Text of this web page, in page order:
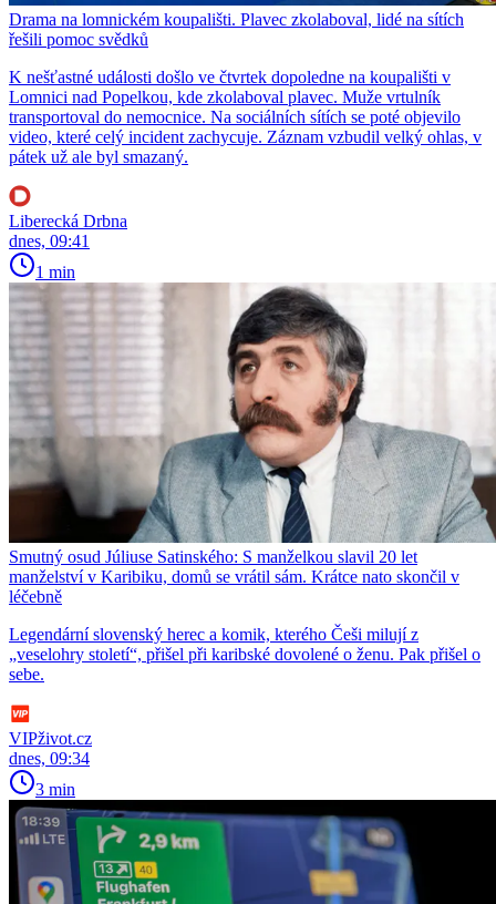
Drama na lomnickém koupališti. Plavec zkolaboval, lidé na sítích
řešili pomoc svědků
K nešťastné události došlo ve čtvrtek dopoledne na koupališti v
Lomnici nad Popelkou, kde zkolaboval plavec. Muže vrtulník
transportoval do nemocnice. Na sociálních sítích se poté objevilo
video, které celý incident zachycuje. Záznam vzbudil velký ohlas, v
pátek už ale byl smazaný.
Liberecká Drbna
dnes, 09:41
1 min
Smutný osud Júliuse Satinského: S manželkou slavil 20 let
manželství v Karibiku, domů se vrátil sám. Krátce nato skončil v
léčebně
Legendární slovenský herec a komik, kterého Češi milují z
„veselohry století“, přišel při karibské dovolené o ženu. Pak přišel o
sebe.
VIPživot.cz
dnes, 09:34
3 min